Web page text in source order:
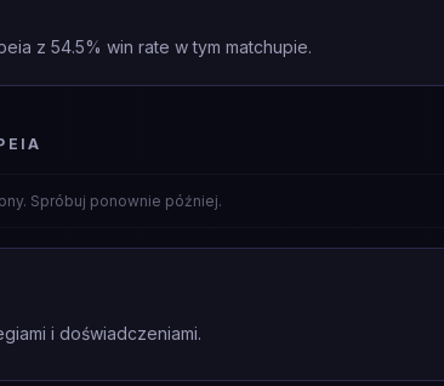
z 54.5% win rate w tym matchupie.
Spróbuj ponownie później.
i doświadczeniami.